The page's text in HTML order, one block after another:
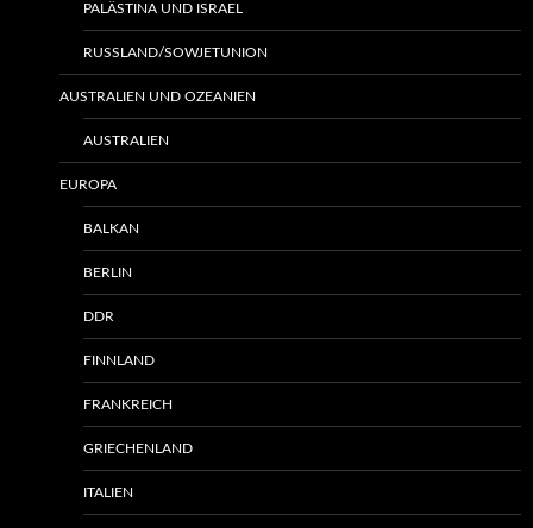
PALÄSTINA UND ISRAEL
RUSSLAND/SOWJETUNION
AUSTRALIEN UND OZEANIEN
AUSTRALIEN
EUROPA
BALKAN
BERLIN
DDR
FINNLAND
FRANKREICH
GRIECHENLAND
ITALIEN